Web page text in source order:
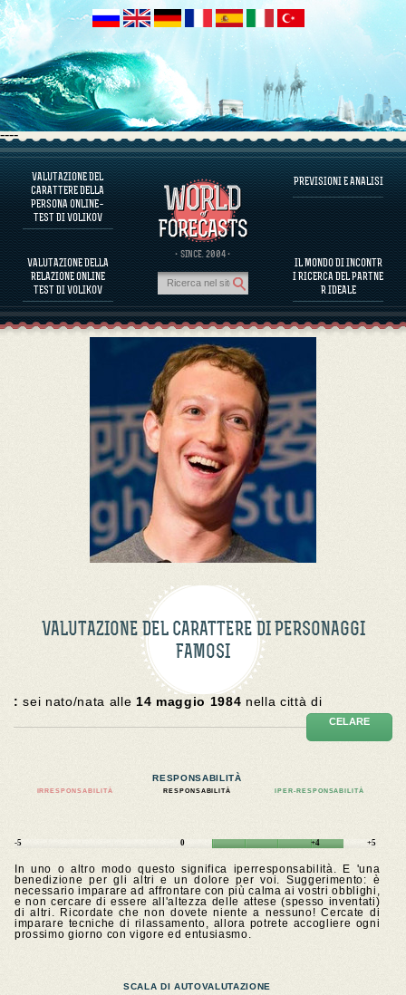
----
VALUTAZIONE DEL
CARATTERE DELLA
PERSONA ONLINE–
TEST DI VOLIKOV
VALUTAZIONE DELLA
RELAZIONE ONLINE
TEST DI VOLIKOV
· SINCE. 2004 ·
PREVISIONI E ANALISI
IL MONDO DI INCONTR
I RICERCA DEL PARTNE
R IDEALE
INFORMAZIONI SUL PROGRAMMA
VALUTARE IL CARATTERE DELLA PERSONA
VALUTAZIONE DEL CARATTERE DI PERSONAGGI FAMOSI
INFORMAZIONI SUL PROGRAMMA
VALUTARE LA COMPATIBILITÀ DEI PARTNER
PREVISIONI E ANALISI
VALUTAZIONE DEL CARATTERE DI PERSONAGGI
FAMOSI
:sei nato/nata alle 14 maggio 1984 nella città di
CELARE
RESPONSABILITÀ
IRRESPONSABILITÀ RESPONSABILITÀ IPER-RESPONSABILITÀ
-5 0 +4 +5
In uno o altro modo questo significa iperresponsabilità. E 'una
benedizione per gli altri e un dolore per voi. Suggerimento: è
necessario imparare ad affrontare con più calma ai vostri obblighi,
e non cercare di essere all'altezza delle attese (spesso inventati)
di altri. Ricordate che non dovete niente a nessuno! Cercate di
imparare tecniche di rilassamento, allora potrete accogliere ogni
prossimo giorno con vigore ed entusiasmo.
SCALA DI AUTOVALUTAZIONE